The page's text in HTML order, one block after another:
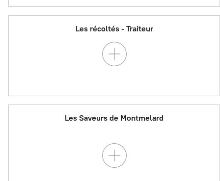
Les récoltés - Traiteur
Les Saveurs de Montmelard